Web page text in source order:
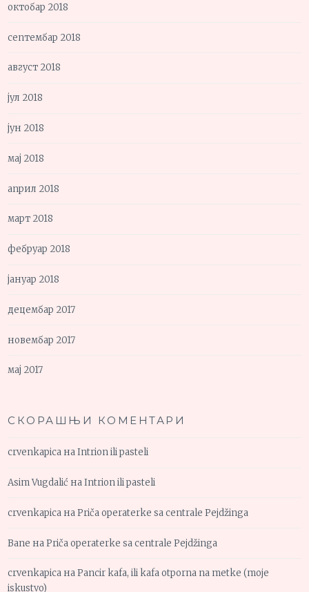
октобар 2018
септембар 2018
август 2018
јул 2018
јун 2018
мај 2018
април 2018
март 2018
фебруар 2018
јануар 2018
децембар 2017
новембар 2017
мај 2017
СКОРАШЊИ КОМЕНТАРИ
crvenkapica наIntrion ili pasteli
Asim Vugdalić наIntrion ili pasteli
crvenkapica наPriča operaterke sa centrale Pejdžinga
Bane наPriča operaterke sa centrale Pejdžinga
crvenkapica наPancir kafa, ili kafa otporna na metke (moje
iskustvo)